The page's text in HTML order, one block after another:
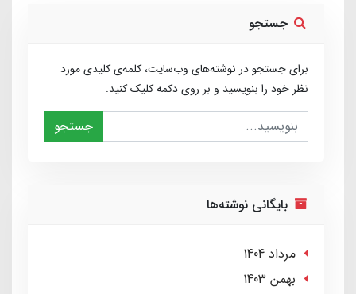
جستجو
برای جستجو در نوشته‌های وب‌سایت، کلمه‌ی کلیدی مورد
نظر خود را بنویسید و بر روی دکمه کلیک کنید.
جستجو
بایگانی نوشته‌ها
مرداد 1404
بهمن 1403